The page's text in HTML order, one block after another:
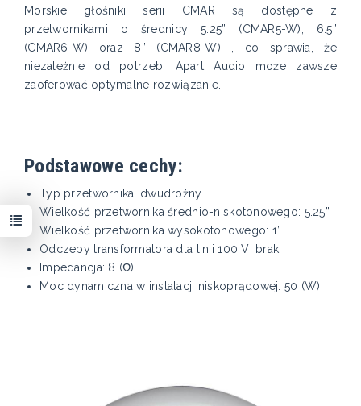
Morskie głośniki serii CMAR są dostępne z
przetwornikami o średnicy 5.25” (CMAR5-W), 6.5”
(CMAR6-W) oraz 8” (CMAR8-W) , co sprawia, że
niezależnie od potrzeb, Apart Audio może zawsze
zaoferować optymalne rozwiązanie.
Podstawowe cechy:
Typ przetwornika: dwudrożny
Wielkość przetwornika średnio-niskotonowego: 5.25”
Wielkość przetwornika wysokotonowego: 1”
Odczepy transformatora dla linii 100 V: brak
Impedancja: 8 (Ω)
Moc dynamiczna w instalacji niskoprądowej: 50 (W)